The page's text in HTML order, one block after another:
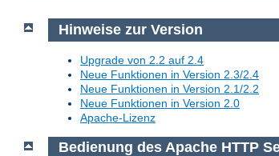
Hinweise zur Version
Upgrade von 2.2 auf 2.4
Neue Funktionen in Version 2.3/2.4
Neue Funktionen in Version 2.1/2.2
Neue Funktionen in Version 2.0
Apache-Lizenz
Bedienung des Apache HTTP